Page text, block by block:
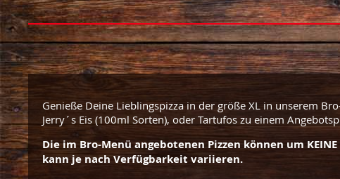
Genieße Deine Lieblingspizza in der größe XL in unserem
Jerry´s Eis (100ml Sorten), oder Tartufos zu einem
Die im Bro-Menü angebotenen Pizzen können um
kann je nach Verfügbarkeit variieren.